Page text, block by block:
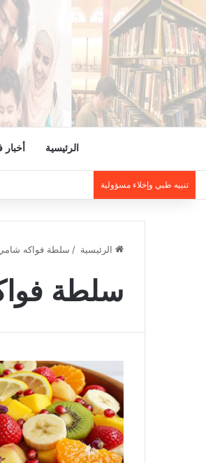
الرئيسية أخبار
تنبيه طبي وإخلاء مسؤولية
الرئيسية / سلطة فواكه
سلطة